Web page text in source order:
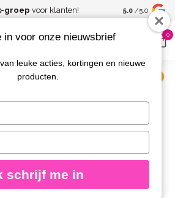
groep voor klanten! Spaar voor
kortingen
5.0 /5.0
0
Ball 10 ml.
Ball 10 ml.
in voor onze nieuwsbrief
leuke acties, kortingen en nieuwe
producten.
schrijf me in